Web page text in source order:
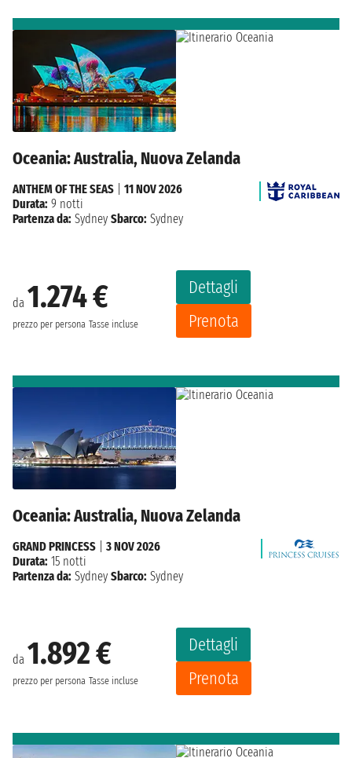
Oceania: Australia, Nuova Zelanda
da 1.274 €
prezzo per persona Tasse incluse
Dettagli
Prenota
ANTHEM OF THE SEAS
11 NOV 2026
Durata: 9 notti
Partenza da: Sydney Sbarco: Sydney
Oceania: Australia, Nuova Zelanda
da 1.892 €
prezzo per persona Tasse incluse
Dettagli
Prenota
GRAND PRINCESS
3 NOV 2026
Durata: 15 notti
Partenza da: Sydney Sbarco: Sydney